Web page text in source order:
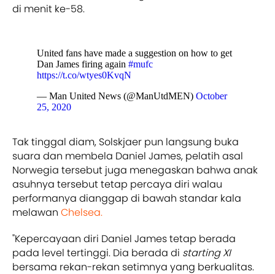
di menit ke-58.
United fans have made a suggestion on how to get
Dan James firing again #mufc
https://t.co/wtyes0KvqN
— Man United News (@ManUtdMEN) October
25, 2020
Tak tinggal diam, Solskjaer pun langsung buka
suara dan membela Daniel James, pelatih asal
Norwegia tersebut juga menegaskan bahwa anak
asuhnya tersebut tetap percaya diri walau
performanya dianggap di bawah standar kala
melawan Chelsea.
"Kepercayaan diri Daniel James tetap berada
pada level tertinggi. Dia berada di starting XI
bersama rekan-rekan setimnya yang berkualitas.